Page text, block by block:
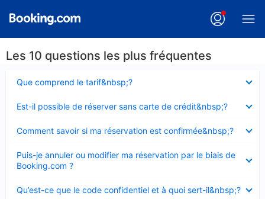
Les 10 questions les plus fréquentes
Que comprend le tarif&nbsp;?
fermé
Est-il possible de réserver sans carte de crédit&nbsp;?
fermé
Comment savoir si ma réservation est confirmée&nbsp;?
fermé
Puis-je annuler ou modifier ma réservation par le biais de
Booking.com ?
fermé
Qu’est-ce que le code confidentiel et à quoi sert-il&nbsp;?
fermé